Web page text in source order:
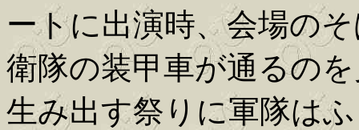
ートに出演時、会場の
衛隊の装甲車が通るの
生み出す祭りに軍隊は